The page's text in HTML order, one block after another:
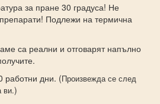
за пране 30 градуса! Не
Подлежи на термична
са реални и отговарят напълно
работни дни. (Произвежда се след
ви.)